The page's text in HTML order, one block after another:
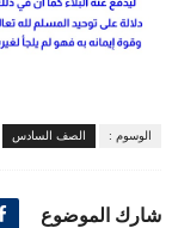
الوسوم : الصف السادس
شارك الموضوع